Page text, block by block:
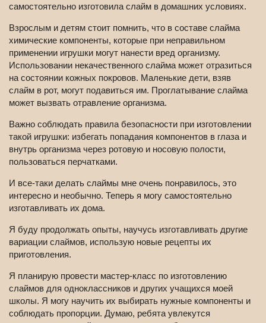
самостоятельно изготовила слайм в домашних условиях.
Взрослым и детям стоит помнить, что в составе слайма
химические компоненты, которые при неправильном
применении игрушки могут нанести вред организму.
Использовании некачественного слайма может отразиться
на состоянии кожных покровов. Маленькие дети, взяв
слайм в рот, могут подавиться им. Проглатывание слайма
может вызвать отравление организма.
Важно соблюдать правила безопасности при изготовлении
такой игрушки: избегать попадания компонентов в глаза и
внутрь организма через ротовую и носовую полости,
пользоваться перчатками.
И все-таки делать слаймы мне очень понравилось, это
интересно и необычно. Теперь я могу самостоятельно
изготавливать их дома.
Я буду продолжать опыты, научусь изготавливать другие
вариации слаймов, использую новые рецепты их
приготовления.
Я планирую провести мастер-класс по изготовлению
слаймов для одноклассников и других учащихся моей
школы. Я могу научить их выбирать нужные компоненты и
соблюдать пропорции. Думаю, ребята увлекутся